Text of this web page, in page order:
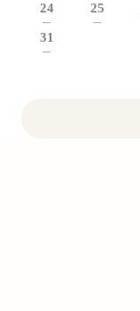
24
---
25
---
31
---